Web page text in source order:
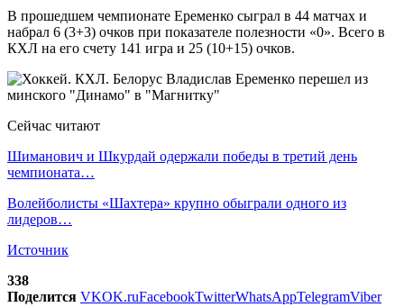
В прошедшем чемпионате Еременко сыграл в 44 матчах и
набрал 6 (3+3) очков при показателе полезности «0». Всего в
КХЛ на его счету 141 игра и 25 (10+15) очков.
Сейчас читают
Шиманович и Шкурдай одержали победы в третий день
чемпионата…
Волейболисты «Шахтера» крупно обыграли одного из
лидеров…
Источник
338
Поделится VKOK.ruFacebookTwitterWhatsAppTelegramViber